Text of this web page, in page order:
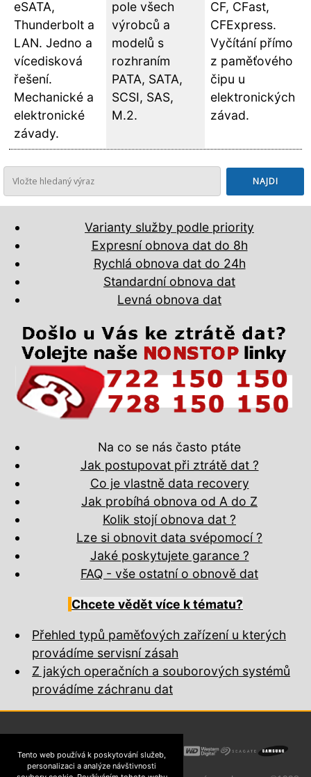
Tento web používá k poskytování služeb,
personalizaci a analýze návštivnosti
eSATA,
Thunderbolt a
LAN. Jedno a
vícedisková
řešení.
Mechanické a
elektronické
závady.
pole všech
výrobců a
modelů s
rozhraním
PATA, SATA,
SCSI, SAS,
M.2.
CF, CFast,
CFExpress.
Vyčítání přímo
z paměťového
čipu u
elektronických
závad.
Varianty služby podle priority
Expresní obnova dat do 8h
Rychlá obnova dat do 24h
Standardní obnova dat
Levná obnova dat
Na co se nás často ptáte
Jak postupovat při ztrátě dat ?
Co je vlastně data recovery
Jak probíhá obnova od A do Z
Kolik stojí obnova dat ?
Lze si obnovit data svépomocí ?
Jaké poskytujete garance ?
FAQ - vše ostatní o obnově dat
Chcete vědět více k tématu?
Přehled typů paměťových zařízení u kterých
provádíme servisní zásah
Z jakých operačních a souborových systémů
provádíme záchranu dat